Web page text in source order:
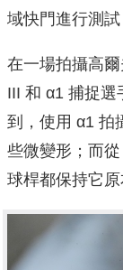
域快門進行測試
在一場拍攝高
III 和 α1 捕捉選
到，使用 α1 拍
些微變形；而
球桿都保持它原